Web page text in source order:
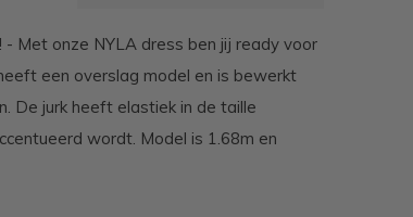
- Met onze NYLA dress ben jij ready voor
een overslag model en is bewerkt
De jurk heeft elastiek in de taille
wordt. Model is 1.68m en